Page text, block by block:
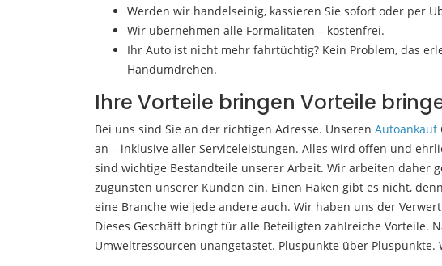
Werden wir handelseinig, kassieren Sie sofort oder per
Wir übernehmen alle Formalitäten – kostenfrei.
Ihr Auto ist nicht mehr fahrtüchtig? Kein Problem, das
Handumdrehen.
Ihre Vorteile bringen Vorteile
Bei uns sind Sie an der richtigen Adresse. Unseren Autoankauf
an – inklusive aller Serviceleistungen. Alles wird offen und
sind wichtige Bestandteile unserer Arbeit. Wir arbeiten daher
zugunsten unserer Kunden ein. Einen Haken gibt es nicht,
eine Branche wie jede andere auch. Wir haben uns der
Dieses Geschäft bringt für alle Beteiligten zahlreiche Vorteile.
Umweltressourcen unangetastet. Pluspunkte über